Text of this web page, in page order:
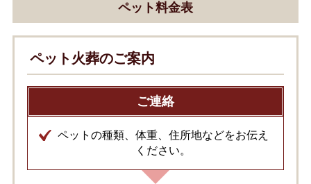
ペット料金表
ペット火葬のご案内
ご連絡
ペットの種類、体重、住所地などをお伝え
ください。